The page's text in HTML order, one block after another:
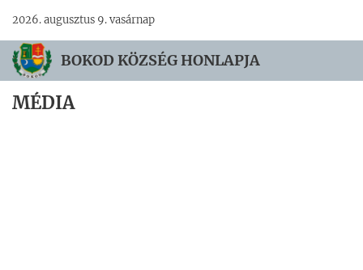
2026. augusztus 9. vasárnap
BOKOD KÖZSÉG HONLAPJA
MÉDIA